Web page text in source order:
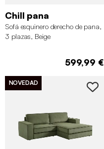
Chill pana
Sofá esquinero derecho de pana,
3 plazas, Beige
599,99 €
NOVEDAD